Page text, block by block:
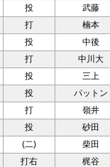
投
武藤
打
楠本
投
中後
打
中川大
投
三上
投
パットン
打
嶺井
投
砂田
(二) 柴田
打右
梶谷